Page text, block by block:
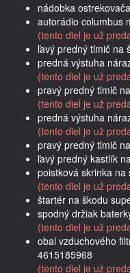
nádobka
autorádio columbus
(tento diel je už
ľavý predný tlmič na
predná výstuha
(tento diel je už
pravý predný tlmič
(tento diel je už
predná výstuha
(tento diel je už
pravý predný tlmič
ľavý predný kastlík
poistková skrinka
(tento diel je už
štartér na škodu
spodný držiak
(tento diel je už
obal vzduchového
4615185968
(tento diel je už